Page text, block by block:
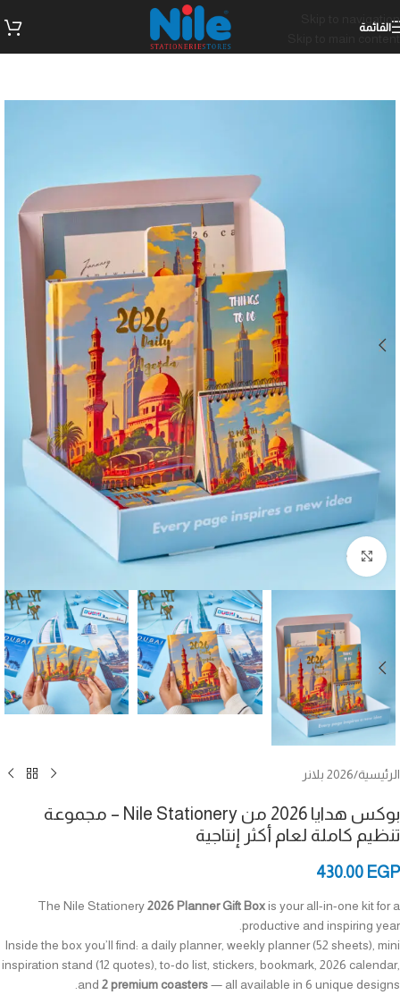
Skip to navigation
القائمة
Click to enlarge
الرئيسية/2026 بلانر
بوكس هدايا 2026 من Nile Stationery – مجموعة
تنظيم كاملة لعام أكثر إنتاجية
430.00 EGP
The Nile Stationery2026 Planner Gift Boxis your all-in-one kit for a
productive and inspiring year.
Inside the box you’ll find: a daily planner, weekly planner (52 sheets), mini
inspiration stand (12 quotes), to-do list, stickers, bookmark, 2026 calendar,
and 2 premium coasters— all available in 6 unique designs.